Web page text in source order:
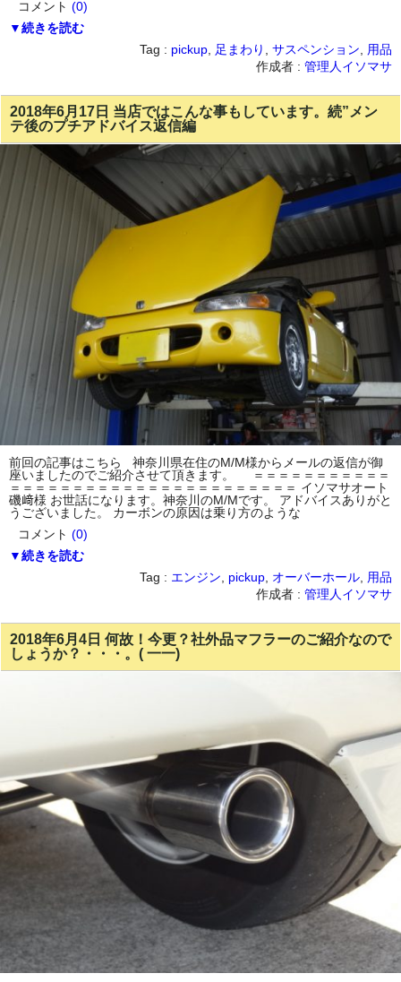
コメント (0)
▼続きを読む
Tag : pickup 足まわり サスペンション
用品
作成者 : 管理人イソマサ
2018年6月17日 当店ではこんな事もしています。続”メン
テ後のプチアドバイス返信編
前回の記事はこちら 神奈川県在住のM/M様からメールの返信が御
座いましたのでご紹介させて頂きます。 ＝＝＝＝＝＝＝＝＝＝＝
＝＝＝＝＝＝＝＝＝＝＝＝＝＝＝＝＝＝＝＝＝＝＝ イソマサオート
磯﨑様 お世話になります。神奈川のM/Mです。 アドバイスありがと
うございました。 カーボンの原因は乗り方のような
コメント (0)
▼続きを読む
Tag : エンジン pickup オーバーホール
用品
作成者 : 管理人イソマサ
2018年6月4日 何故！今更？社外品マフラーのご紹介なので
しょうか？・・・。( 一一)